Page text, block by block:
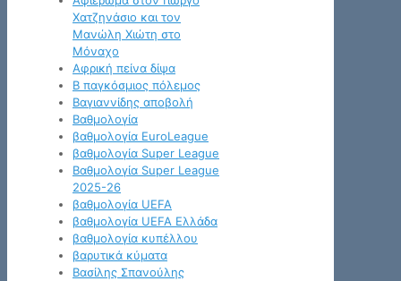
Χατζηνάσιο και τον
Μανώλη Χιώτη στο
Μόναχο
Αφρική πείνα δίψα
Β παγκόσμιος πόλεμος
Βαγιαννίδης αποβολή
Βαθμολογία
βαθμολογία EuroLeague
βαθμολογία Super League
Βαθμολογία Super League
2025-26
βαθμολογία UEFA
βαθμολογία UEFA Ελλάδα
βαθμολογία κυπέλλου
βαρυτικά κύματα
Βασίλης Σπανούλης